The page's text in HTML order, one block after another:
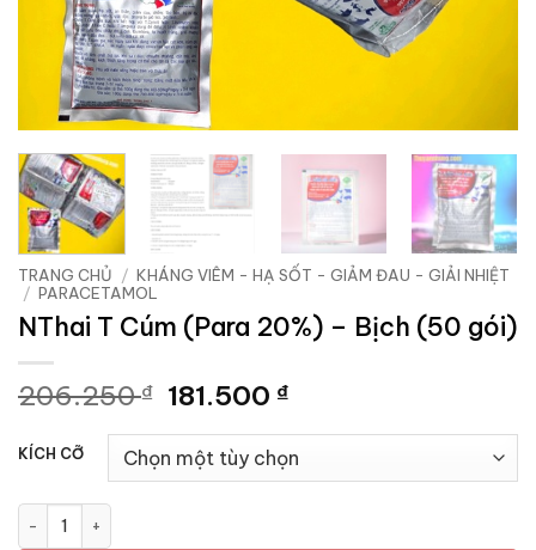
TRANG CHỦ / KHÁNG VIÊM - HẠ SỐT - GIẢM ĐAU - GIẢI NHIỆT
/ PARACETAMOL
NThai T Cúm (Para 20%) – Bịch (50 gói)
206.250₫ Giá
là:
206.250 ₫.
181.500 ₫Giá
tại
là:
KÍCH CỠ
NThai T Cúm (Para 20%) - Bịch (50 gói) số lượng